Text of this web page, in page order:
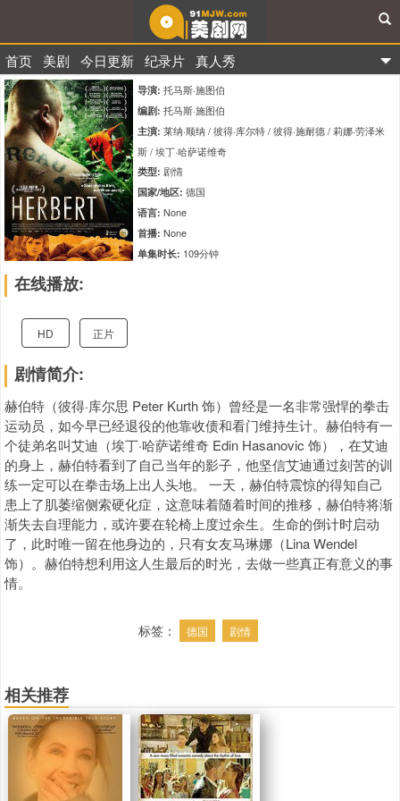
91美剧网
首页 美剧 今日更新 纪录片 真人秀
导演: 托马斯·施图伯
编剧: 托马斯·施图伯
主演: 莱纳·顺纳 / 彼得·库尔特 / 彼得·施耐德 / 莉娜·劳泽米
斯 / 埃丁·哈萨诺维奇
类型: 剧情
国家/地区: 德国
语言: None
首播: None
单集时长: 109分钟
在线播放:
HD 正片
剧情简介:
赫伯特（彼得·库尔思 Peter Kurth 饰）曾经是一名非常强悍的拳击
运动员，如今早已经退役的他靠收债和看门维持生计。赫伯特有一
个徒弟名叫艾迪（埃丁·哈萨诺维奇 Edin Hasanovic 饰），在艾迪
的身上，赫伯特看到了自己当年的影子，他坚信艾迪通过刻苦的训
练一定可以在拳击场上出人头地。 一天，赫伯特震惊的得知自己
患上了肌萎缩侧索硬化症，这意味着随着时间的推移，赫伯特将渐
渐失去自理能力，或许要在轮椅上度过余生。生命的倒计时启动
了，此时唯一留在他身边的，只有女友马琳娜（Lina Wendel
饰）。赫伯特想利用这人生最后的时光，去做一些真正有意义的事
情。
标签： 德国 剧情
相关推荐